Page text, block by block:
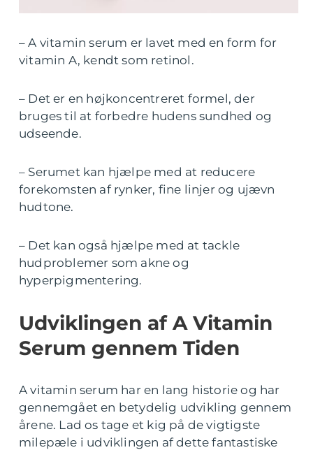
– A vitamin serum er lavet med en form for
vitamin A, kendt som retinol.
– Det er en højkoncentreret formel, der
bruges til at forbedre hudens sundhed og
udseende.
– Serumet kan hjælpe med at reducere
forekomsten af rynker, fine linjer og ujævn
hudtone.
– Det kan også hjælpe med at tackle
hudproblemer som akne og
hyperpigmentering.
Udviklingen af A Vitamin
Serum gennem Tiden
A vitamin serum har en lang historie og har
gennemgået en betydelig udvikling gennem
årene. Lad os tage et kig på de vigtigste
milepæle i udviklingen af dette fantastiske